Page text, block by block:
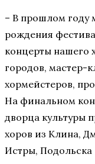
– В прошлом году
рождения
концерты нашего
городов, мастер-
хормейстеров,
На финальном
дворца культуры
хоров из Клина,
Истры, Подольска